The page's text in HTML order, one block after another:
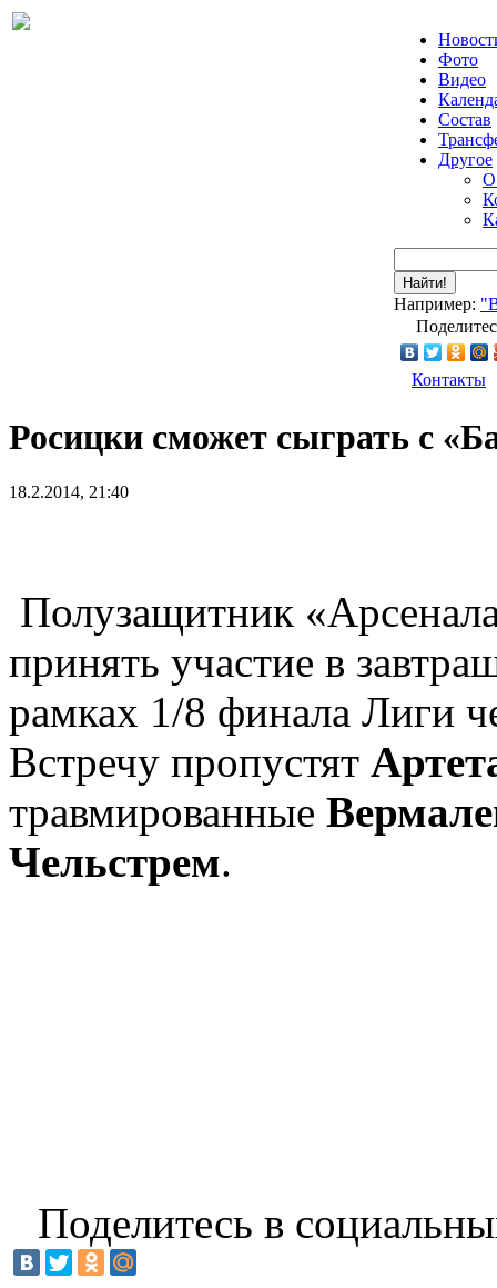
Фото
Видео
Состав
Другое
О
Найти!
Например:
Контакты
Росицки сможет сыграть с
18.2.2014, 21:40
Полузащитник
принять участие в
рамках 1/8 финала Лиги
Встречу пропустят
травмированные
Чельстрем.
Поделитесь в